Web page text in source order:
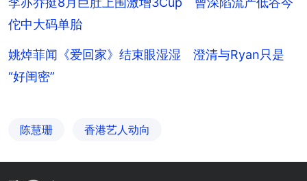
佗中大码单胎
姚焯菲闻《爱回家》结束眼湿湿 澄清与Ryan只是
“好闺密”
陈慧珊 香港艺人动向